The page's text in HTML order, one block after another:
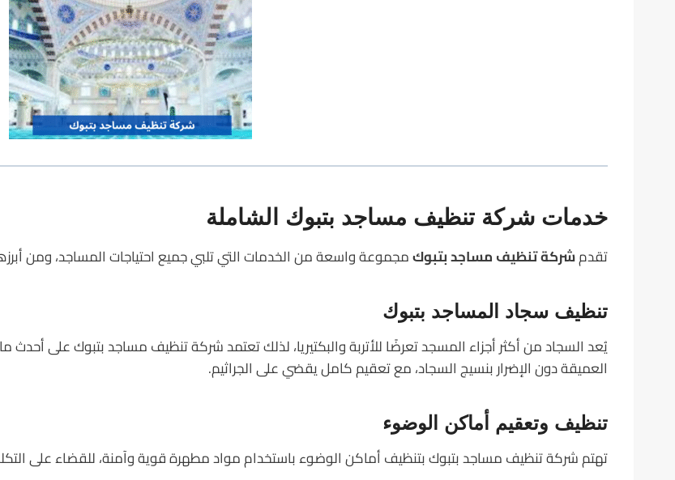
خدمات شركة تنظيف مساجد بتبوك الشاملة
تقدمشركة تنظيف مساجد بتبوكمجموعة واسعة من الخدمات التي تلبي جميع احتياجات المساجد، ومن
تنظيف سجاد المساجد بتبوك
يُعد السجاد من أكثر أجزاء المسجد تعرضًا للأتربة والبكتيريا، لذلك تعتمد شركة تنظيف مساجد بتبوك على أحدث
العميقة دون الإضرار بنسيج السجاد، مع تعقيم كامل يقضي على الجراثيم.
تنظيف وتعقيم أماكن الوضوء
تهتم شركة تنظيف مساجد بتبوك بتنظيف أماكن الوضوء باستخدام مواد مطهرة قوية وآمنة، للقضاء على